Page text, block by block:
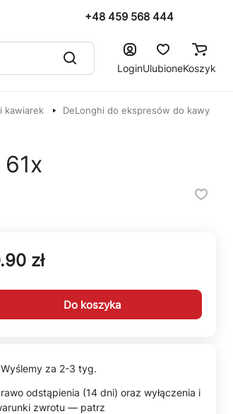
+48 459 568 444
LoginUlubioneKoszyk
kawiarek
DeLonghi do ekspresów do kawy
zł
Do koszyka
Wyślemy za 2-3 tyg.
odstąpienia (14 dni) oraz wyłączenia i
zwrotu — patrz